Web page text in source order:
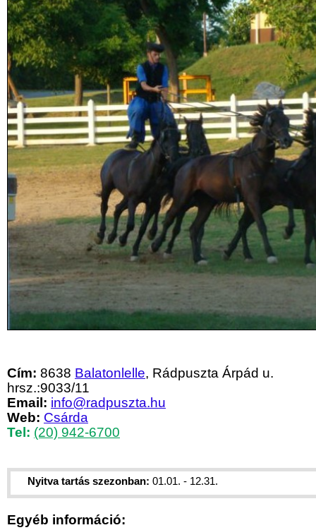
Cím: 8638 Balatonlelle, Rádpuszta Árpád u.
hrsz.:9033/11
Email: info@radpuszta.hu
Web: Csárda
Tel: (20) 942-6700
Nyitva tartás szezonban: 01.01. - 12.31.
Egyéb információ: